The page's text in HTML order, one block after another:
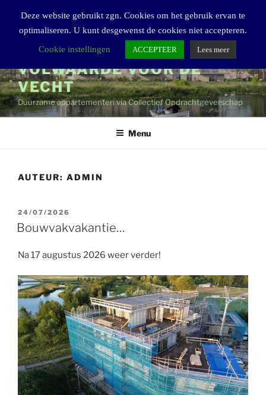
VOLWAARDE VOOR DE
VECHT
Duurzame appartementen via Collectief Opdrachtgeverschap
Menu
AUTEUR: ADMIN
GEPLAATST
OP
24/07/2026
Bouwvakvakantie…
Na 17 augustus 2026 weer verder!
Deze website gebruikt zgn. Cookies om het gebruik ervan te
optimaliseren. U kunt desgewenst de cookies niet accepteren.
Cookie instellingen
ACCEPTEER Lees meer